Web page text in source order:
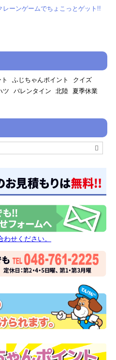
レーンゲームでちょこっとゲット!!
ふじちゃんポイント
クイズ
ツ バレンタイン 北陸 夏季休業
せください。